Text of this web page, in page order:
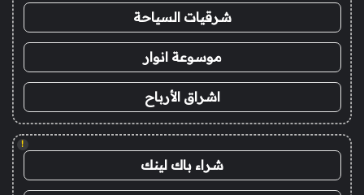
شرقيات السياحة
موسوعة انوار
اشراق الأرباح
!
شراء باك لينك